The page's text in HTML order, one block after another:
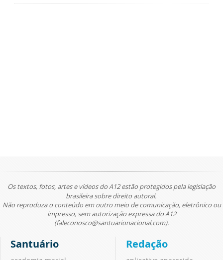
Os textos, fotos, artes e vídeos do A12 estão protegidos pela legislação
brasileira sobre direito autoral.
Não reproduza o conteúdo em outro meio de comunicação, eletrônico ou
impresso, sem autorização expressa do A12
(faleconosco@santuarionacional.com).
Santuário Redação